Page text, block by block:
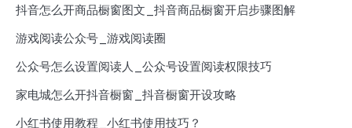
抖音怎么开商品橱窗图文_抖音商品橱窗开启步骤图解
游戏阅读公众号_游戏阅读圈
公众号怎么设置阅读人_公众号设置阅读权限技巧
家电城怎么开抖音橱窗_抖音橱窗开设攻略
小红书使用教程_小红书使用技巧？